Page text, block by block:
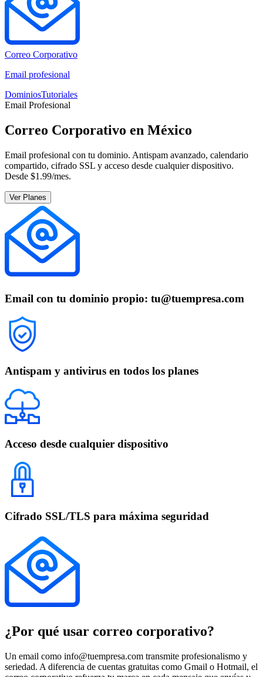
Correo Corporativo
Email profesional
DominiosTutoriales
Email Profesional
Correo Corporativo en México
Email profesional con tu dominio. Antispam avanzado, calendario
compartido, cifrado SSL y acceso desde cualquier dispositivo.
Desde $1.99/mes.
Ver Planes
Email con tu dominio propio: tu@tuempresa.com
Antispam y antivirus en todos los planes
Acceso desde cualquier dispositivo
Cifrado SSL/TLS para máxima seguridad
¿Por qué usar correo corporativo?
Un email como info@tuempresa.com transmite profesionalismo y
seriedad. A diferencia de cuentas gratuitas como Gmail o Hotmail, el